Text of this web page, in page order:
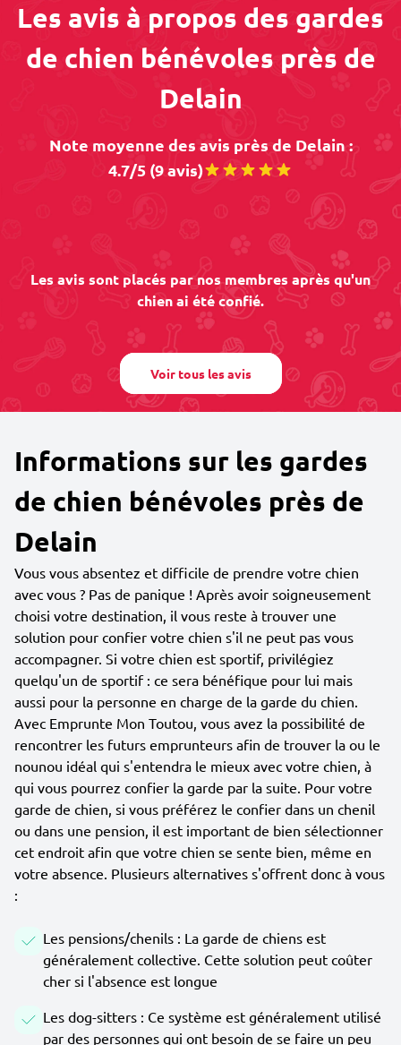
Les avis à propos des gardes
de chien bénévoles près de
Delain
Note moyenne des avis près de Delain :
4.7/5 (9 avis)
Les avis sont placés par nos membres après qu'un
chien ai été confié.
Voir tous les avis
Informations sur les gardes
de chien bénévoles près de
Delain
Vous vous absentez et difficile de prendre votre chien
avec vous ? Pas de panique ! Après avoir soigneusement
choisi votre destination, il vous reste à trouver une
solution pour confier votre chien s'il ne peut pas vous
accompagner. Si votre chien est sportif, privilégiez
quelqu'un de sportif : ce sera bénéfique pour lui mais
aussi pour la personne en charge de la garde du chien.
Avec Emprunte Mon Toutou, vous avez la possibilité de
rencontrer les futurs emprunteurs afin de trouver la ou le
nounou idéal qui s'entendra le mieux avec votre chien, à
qui vous pourrez confier la garde par la suite. Pour votre
garde de chien, si vous préférez le confier dans un chenil
ou dans une pension, il est important de bien sélectionner
cet endroit afin que votre chien se sente bien, même en
votre absence. Plusieurs alternatives s'offrent donc à vous
:
Les pensions/chenils : La garde de chiens est
généralement collective. Cette solution peut coûter
cher si l'absence est longue
Les dog-sitters : Ce système est généralement utilisé
par des personnes qui ont besoin de se faire un peu